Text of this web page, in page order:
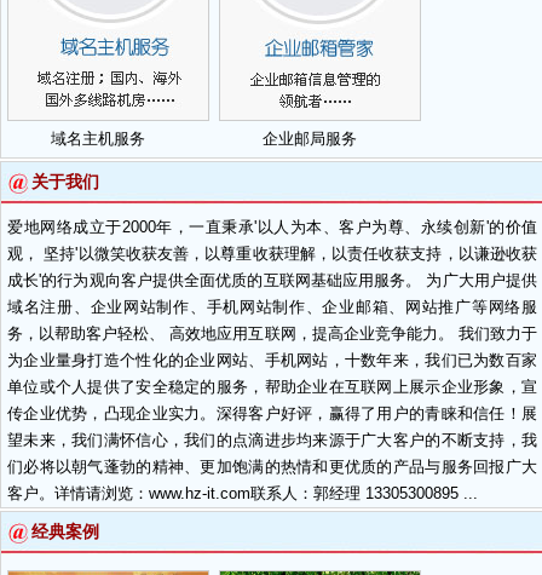
域名主机服务 企业邮局服务
关于我们
爱地网络成立于2000年，一直秉承'以人为本、客户为尊、永续创新'的价值
观， 坚持'以微笑收获友善，以尊重收获理解，以责任收获支持，以谦逊收获
成长'的行为观向客户提供全面优质的互联网基础应用服务。 为广大用户提供
域名注册、企业网站制作、手机网站制作、企业邮箱、网站推广等网络服
务，以帮助客户轻松、 高效地应用互联网，提高企业竞争能力。 我们致力于
为企业量身打造个性化的企业网站、手机网站，十数年来，我们已为数百家
单位或个人提供了安全稳定的服务，帮助企业在互联网上展示企业形象，宣
传企业优势，凸现企业实力。深得客户好评，赢得了用户的青睐和信任！展
望未来，我们满怀信心，我们的点滴进步均来源于广大客户的不断支持，我
们必将以朝气蓬勃的精神、更加饱满的热情和更优质的产品与服务回报广大
客户。详情请浏览：www.hz-it.com联系人：郭经理 13305300895 ...
经典案例